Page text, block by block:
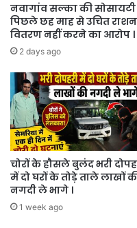
के
उड़े
होश
।
नवागांव सल्का की
पिछले छह माह से उचित राशन
वितरण नहीं करने का आरोप ।
2 days ago
चोरों के हौसले बुलंद भरी
में दो घरों के तोड़े ताले लाखों
नगदी ले भागे ।
1 week ago